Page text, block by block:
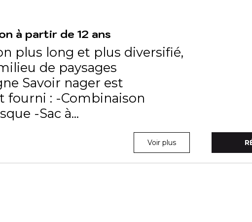
à partir de 12 ans
plus long et plus diversifié,
de paysages
Savoir nager est
fourni : -Combinaison
-Sac à...
Voir plus